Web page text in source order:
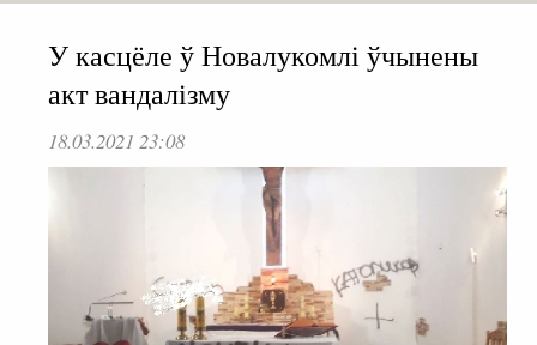
У касцёле ў Новалукомлі ўчынены
акт вандалізму
18.03.2021 23:08